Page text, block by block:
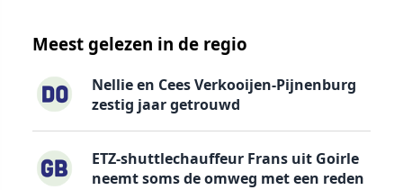
Meest gelezen in de regio
Nellie en Cees Verkooijen-Pijnenburg
zestig jaar getrouwd
ETZ-shuttlechauffeur Frans uit Goirle
neemt soms de omweg met een reden